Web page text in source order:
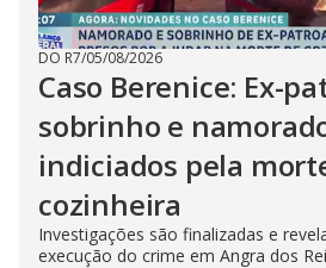
DO R7/05/08/2026
Caso Berenice: Ex-
sobrinho e
indiciados pela
cozinheira
Investigações são finalizadas e
execução do crime em Angra dos